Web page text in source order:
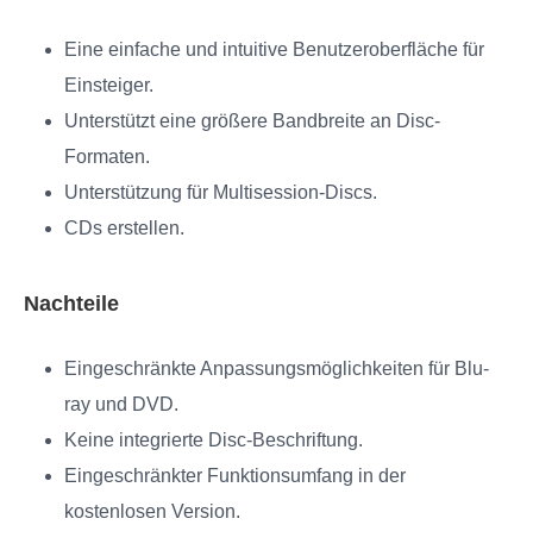
Eine einfache und intuitive Benutzeroberfläche für
Einsteiger.
Unterstützt eine größere Bandbreite an Disc-
Formaten.
Unterstützung für Multisession-Discs.
CDs erstellen.
Nachteile
Eingeschränkte Anpassungsmöglichkeiten für Blu-
ray und DVD.
Keine integrierte Disc-Beschriftung.
Eingeschränkter Funktionsumfang in der
kostenlosen Version.